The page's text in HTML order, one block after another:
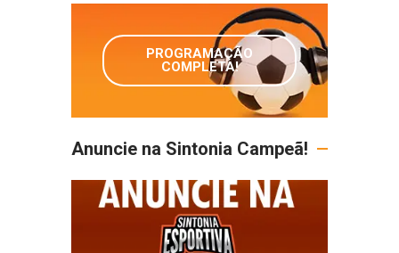
PROGRAMAÇÃO
COMPLETA!
Anuncie na Sintonia Campeã!